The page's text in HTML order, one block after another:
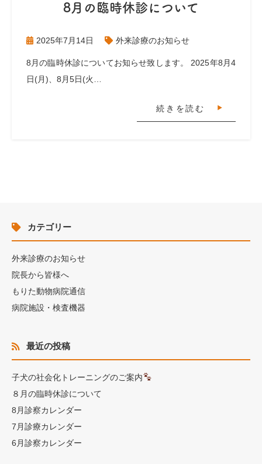
8月の臨時休診について
2025年7月14日 外来診療のお知らせ
8月の臨時休診についてお知らせ致します。 2025年8月4
日(月)、8月5日(火…
続きを読む
カテゴリー
外来診療のお知らせ
院長から皆様へ
もりた動物病院通信
病院施設・検査機器
最近の投稿
子犬の社会化トレーニングのご案内
８月の臨時休診について
8月診察カレンダー
7月診療カレンダー
6月診察カレンダー